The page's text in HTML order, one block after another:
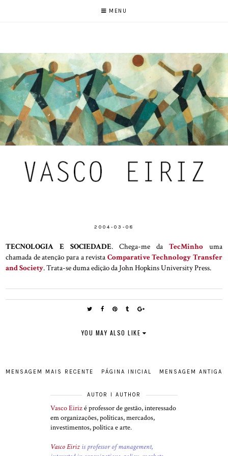
MENU
2004-03-08
TECNOLOGIA E SOCIEDADE. Chega-me da TecMinhouma
chamada de atenção para a revista Comparative Technology Transfer
and Society. Trata-se duma edição da John Hopkins University Press.
YOU MAY ALSO LIKE
MENSAGEM MAIS RECENTE MENSAGEM ANTIGA
PÁGINA INICIAL
AUTOR I AUTHOR
Vasco Eirizé professor de gestão, interessado
em organizações, políticas, mercados,
investimentos, política e arte.
Vasco Eiriz is professor of management,